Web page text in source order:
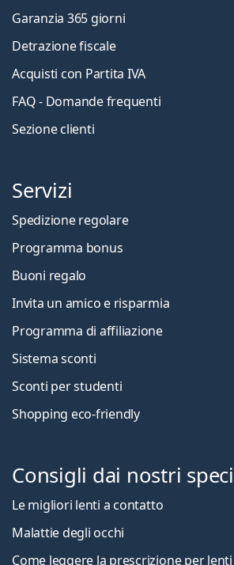
Garanzia 365 giorni
Detrazione fiscale
Acquisti con Partita IVA
FAQ - Domande frequenti
Sezione clienti
Servizi
Spedizione regolare
Programma bonus
Buoni regalo
Invita un amico e risparmia
Programma di affiliazione
Sistema sconti
Sconti per studenti
Shopping eco-friendly
Consigli dai nostri
Le migliori lenti a contatto
Malattie degli occhi
Come leggere la prescrizione per